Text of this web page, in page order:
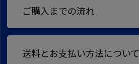
ご購入までの流れ
送料とお支払い方法について